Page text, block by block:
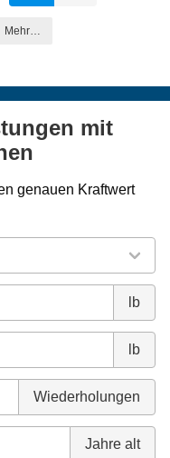
Mehr…
mit
genauen Kraftwert
lb
lb
Wiederholungen
Jahre alt